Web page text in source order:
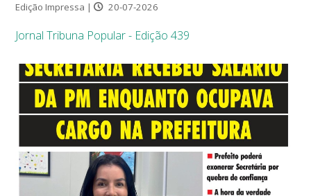
Edição Impressa | 20-07-2026
Jornal Tribuna Popular - Edição 439